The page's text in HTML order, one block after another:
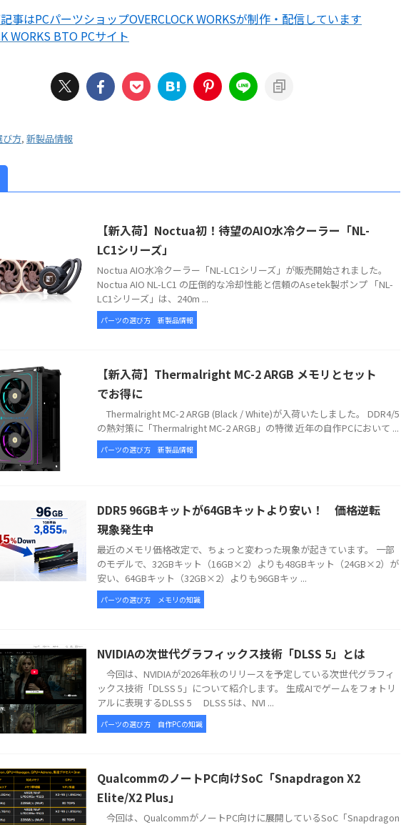
事はPCパーツショップOVERCLOCK WORKSが制作・配信しています
WORKS BTO PCサイト
び方, 新製品情報
【新入荷】Noctua初！待望のAIO水冷クーラー「NL-
LC1シリーズ」
Noctua AIO水冷クーラー「NL-LC1シリーズ」が販売開始されました。
Noctua AIO NL-LC1 の圧倒的な冷却性能と信頼のAsetek製ポンプ 「NL-
LC1シリーズ」は、240m ...
パーツの選び方 新製品情報
【新入荷】Thermalright MC-2 ARGB メモリとセット
でお得に
Thermalright MC-2 ARGB (Black / White)が入荷いたしました。 DDR4/5
の熱対策に「Thermalright MC-2 ARGB」の特徴 近年の自作PCにおいて ...
パーツの選び方 新製品情報
DDR5 96GBキットが64GBキットより安い！ 価格逆転
現象発生中
最近のメモリ価格改定で、ちょっと変わった現象が起きています。 一部
のモデルで、32GBキット（16GB×2）よりも48GBキット（24GB×2）が
安い、64GBキット（32GB×2）よりも96GBキッ ...
パーツの選び方 メモリの知識
NVIDIAの次世代グラフィックス技術「DLSS 5」とは
今回は、NVIDIAが2026年秋のリリースを予定している次世代グラフィ
ックス技術「DLSS 5」について紹介します。 生成AIでゲームをフォトリ
アルに表現するDLSS 5 DLSS 5は、NVI ...
パーツの選び方 自作PCの知識
QualcommのノートPC向けSoC「Snapdragon X2
Elite/X2 Plus」
今回は、QualcommがノートPC向けに展開しているSoC「Snapdragon